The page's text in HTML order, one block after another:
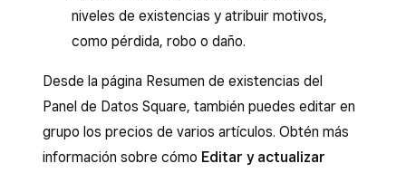
niveles de existencias y atribuir motivos,
como pérdida, robo o daño.
Desde la página Resumen de existencias del
Panel de Datos Square, también puedes editar en
grupo los precios de varios artículos. Obtén más
información sobre cómo Editar y actualizar